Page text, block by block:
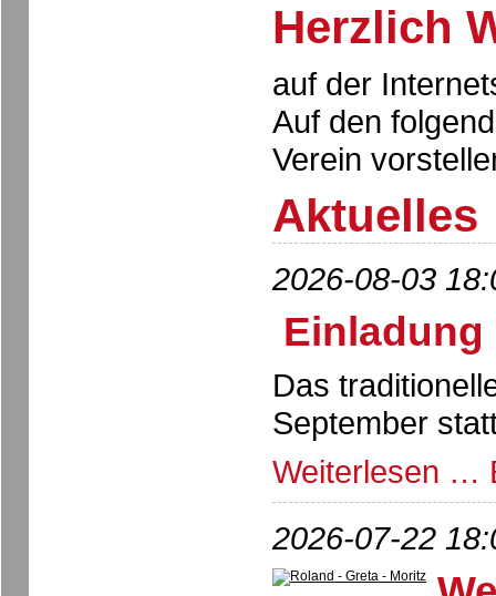
Herzlich
auf der
Auf den
Verein
Aktuelles
2026-08-03
Einladung
Das
September
Weiterlesen …
2026-07-22